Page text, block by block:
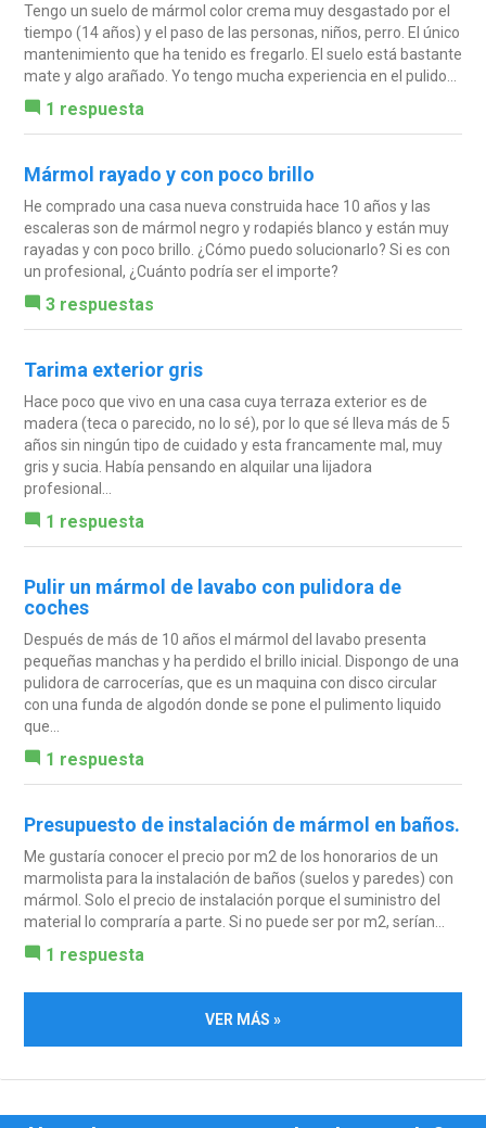
Tengo un suelo de mármol color crema muy desgastado por el
tiempo (14 años) y el paso de las personas, niños, perro. El único
mantenimiento que ha tenido es fregarlo. El suelo está bastante
mate y algo arañado. Yo tengo mucha experiencia en el pulido...
1 respuesta
Mármol rayado y con poco brillo
He comprado una casa nueva construida hace 10 años y las
escaleras son de mármol negro y rodapiés blanco y están muy
rayadas y con poco brillo. ¿Cómo puedo solucionarlo? Si es con
un profesional, ¿Cuánto podría ser el importe?
3 respuestas
Tarima exterior gris
Hace poco que vivo en una casa cuya terraza exterior es de
madera (teca o parecido, no lo sé), por lo que sé lleva más de 5
años sin ningún tipo de cuidado y esta francamente mal, muy
gris y sucia. Había pensando en alquilar una lijadora
profesional...
1 respuesta
Pulir un mármol de lavabo con pulidora de
coches
Después de más de 10 años el mármol del lavabo presenta
pequeñas manchas y ha perdido el brillo inicial. Dispongo de una
pulidora de carrocerías, que es un maquina con disco circular
con una funda de algodón donde se pone el pulimento liquido
que...
1 respuesta
Presupuesto de instalación de mármol en baños.
Me gustaría conocer el precio por m2 de los honorarios de un
marmolista para la instalación de baños (suelos y paredes) con
mármol. Solo el precio de instalación porque el suministro del
material lo compraría a parte. Si no puede ser por m2, serían...
1 respuesta
VER MÁS »